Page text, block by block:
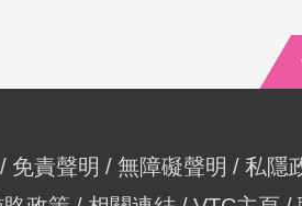
免責聲明 無障礙聲明
私隱